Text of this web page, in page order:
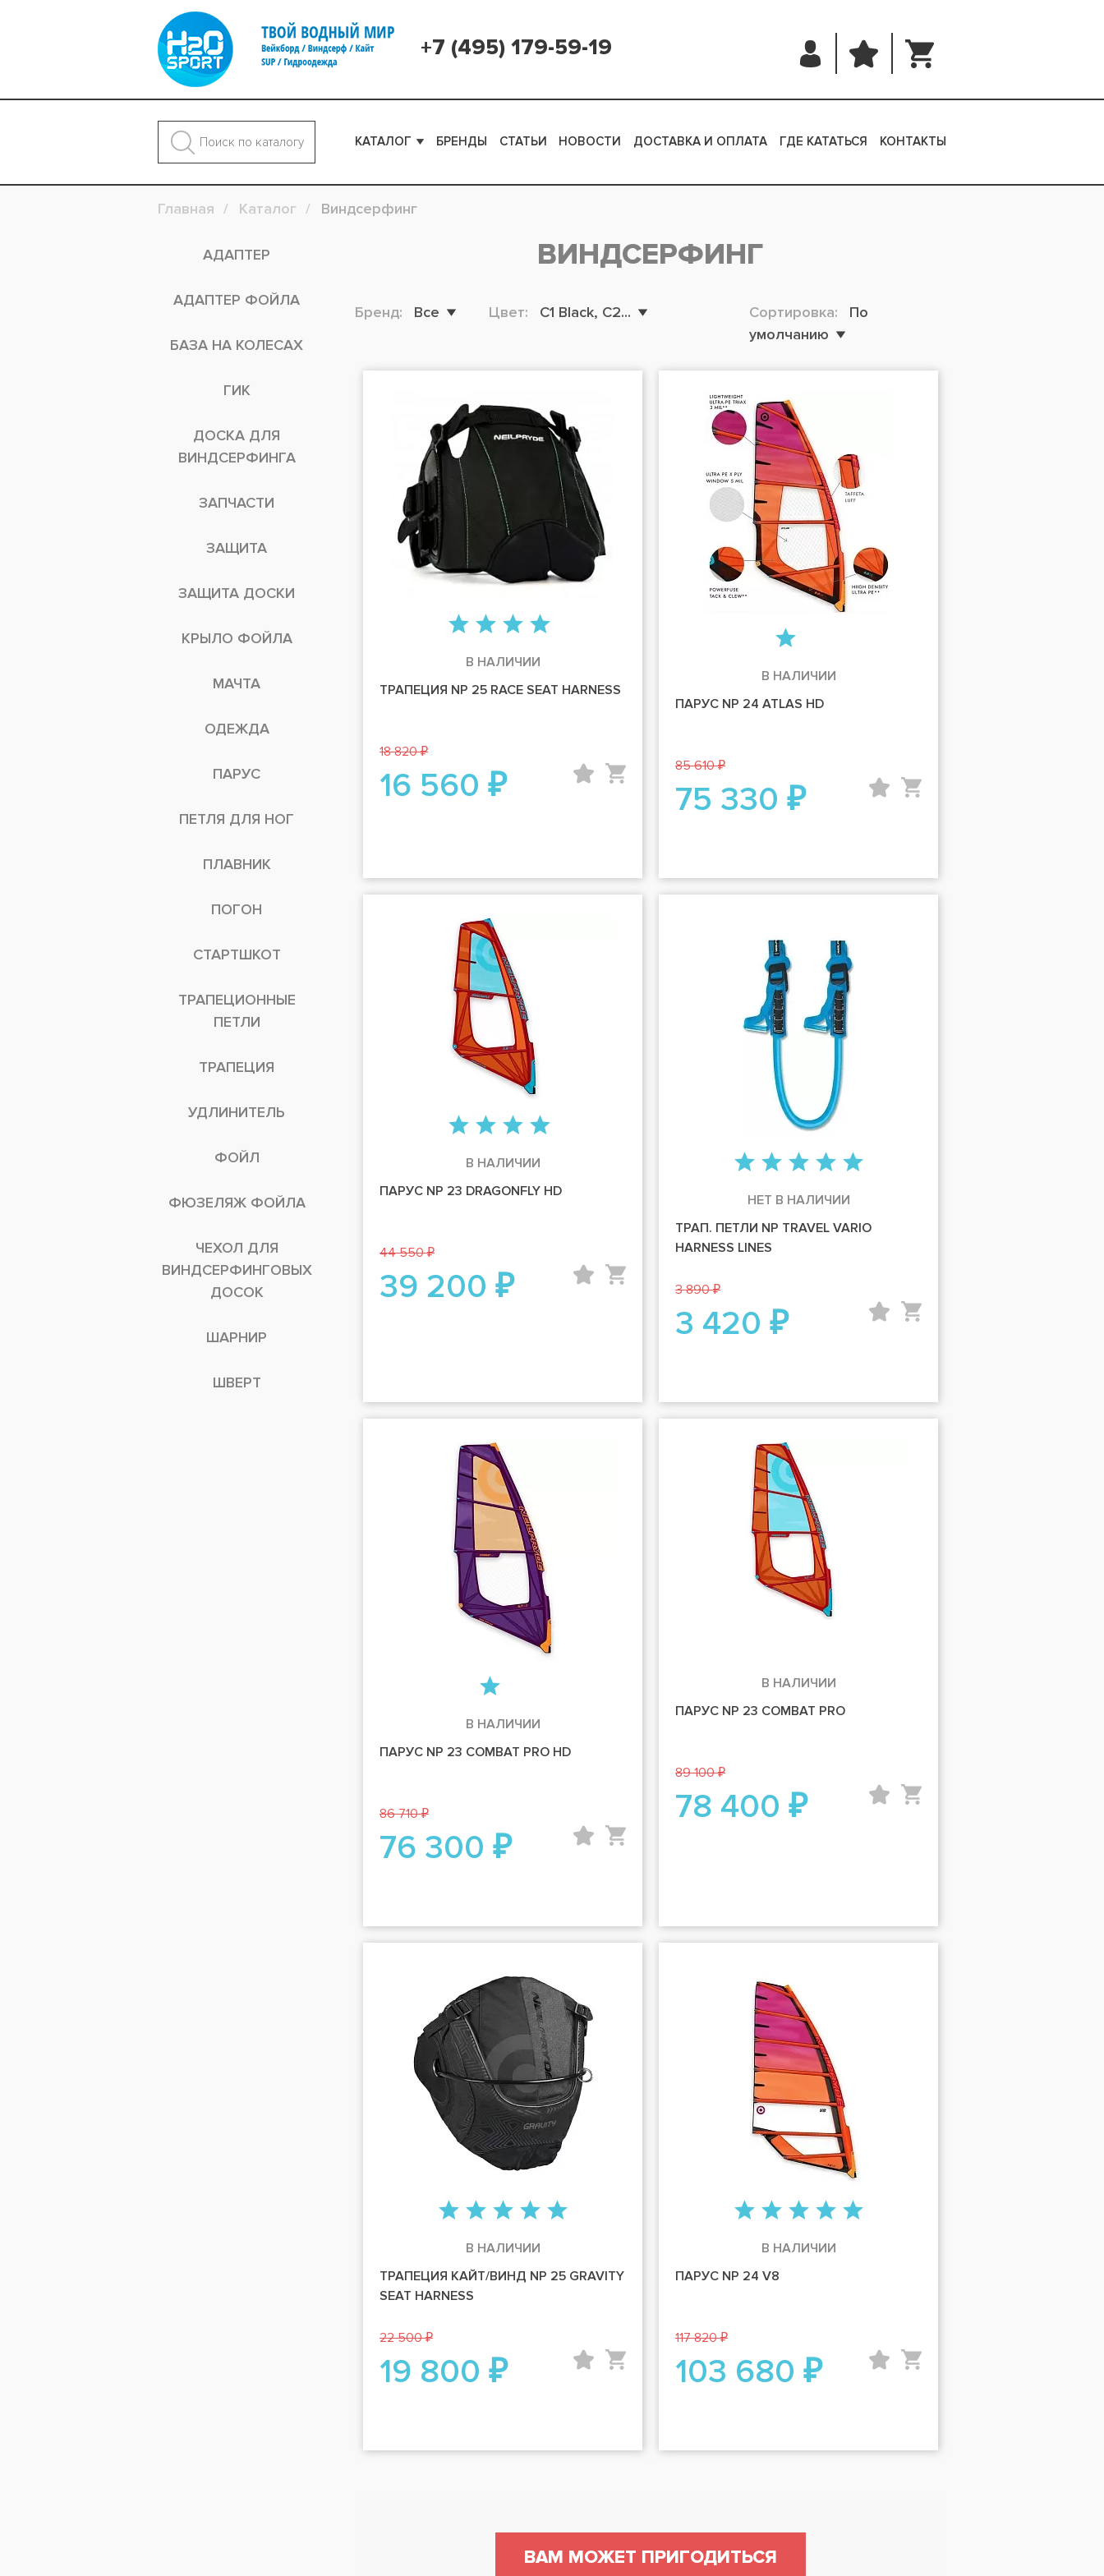
+7 (495) 179-59-19
КАТАЛОГ БРЕНДЫ СТАТЬИ НОВОСТИ ДОСТАВКА И ОПЛАТА ГДЕ КАТАТЬСЯ КОНТАКТЫ
Главная Каталог Виндсерфинг
АДАПТЕР
АДАПТЕР ФОЙЛА
БАЗА НА КОЛЕСАХ
ГИК
ДОСКА ДЛЯ
ВИНДСЕРФИНГА
ЗАПЧАСТИ
ЗАЩИТА
ЗАЩИТА ДОСКИ
КРЫЛО ФОЙЛА
МАЧТА
ОДЕЖДА
ПАРУС
ПЕТЛЯ ДЛЯ НОГ
ПЛАВНИК
ПОГОН
СТАРТШКОТ
ТРАПЕЦИОННЫЕ
ПЕТЛИ
ТРАПЕЦИЯ
УДЛИНИТЕЛЬ
ФОЙЛ
ФЮЗЕЛЯЖ ФОЙЛА
ЧЕХОЛ ДЛЯ
ВИНДСЕРФИНГОВЫХ
ДОСОК
ШАРНИР
ШВЕРТ
ВИНДСЕРФИНГ
Бренд: Все Цвет: C1 Black, C2... Сортировка:
По
умолчанию
В НАЛИЧИИ
ТРАПЕЦИЯ NP 25 RACE SEAT HARNESS
18 820 ₽
16 560 ₽
В НАЛИЧИИ
ПАРУС NP 24 ATLAS HD
85 610 ₽
75 330 ₽
В НАЛИЧИИ
ПАРУС NP 23 DRAGONFLY HD
44 550 ₽
39 200 ₽
НЕТ В НАЛИЧИИ
ТРАП. ПЕТЛИ NP TRAVEL VARIO
HARNESS LINES
3 890 ₽
3 420 ₽
В НАЛИЧИИ
ПАРУС NP 23 COMBAT PRO HD
86 710 ₽
76 300 ₽
В НАЛИЧИИ
ПАРУС NP 23 COMBAT PRO
89 100 ₽
78 400 ₽
В НАЛИЧИИ
ТРАПЕЦИЯ КАЙТ/ВИНД NP 25 GRAVITY
SEAT HARNESS
22 500 ₽
19 800 ₽
В НАЛИЧИИ
ПАРУС NP 24 V8
117 820 ₽
103 680 ₽
ВАМ МОЖЕТ ПРИГОДИТЬСЯ